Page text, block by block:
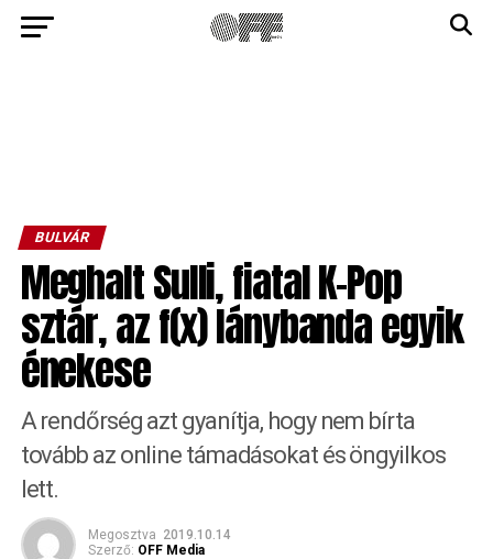
BULVÁR
Meghalt Sulli, fiatal K-Pop
sztár, az f(x) lánybanda egyik
énekese
A rendőrség azt gyanítja, hogy nem bírta
tovább az online támadásokat és öngyilkos
lett.
Megosztva 2019.10.14
Szerző: OFF Media